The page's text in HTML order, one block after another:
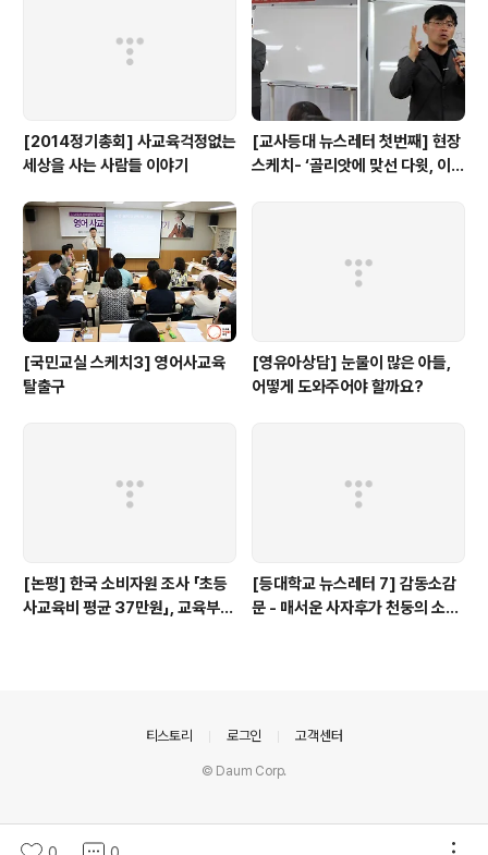
[2014정기총회] 사교육걱정없는
세상을 사는 사람들 이야기
[교사등대 뉴스레터 첫번째] 현장
스케치- ‘골리앗에 맞선 다윗, 이계
[국민교실 스케치3] 영어사교육
탈출구
[영유아상담] 눈물이 많은 아들,
어떻게 도와주어야 할까요?
[논평] 한국 소비자원 조사 「초등
사교육비 평균 37만원」, 교육부
[등대학교 뉴스레터 7] 감동소감
문 - 매서운 사자후가 천둥의 소리
티스토리 로그인 고객센터
© Daum Corp.